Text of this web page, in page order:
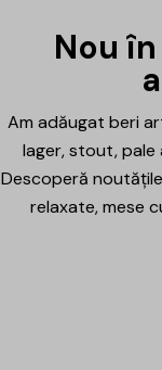
Nou
Am adăugat beri
lager, stout, pale
Descoperă
relaxate, mese